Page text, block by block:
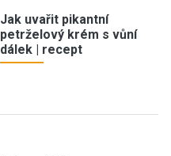
Jak uvařit pikantní
petrželový krém s vůní
dálek | recept